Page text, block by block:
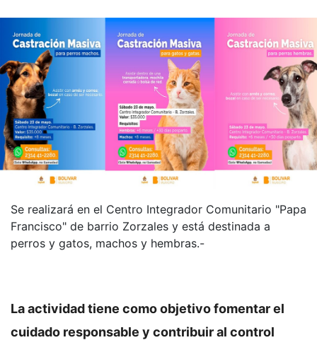
Se realizará en el Centro Integrador Comunitario "Papa
Francisco" de barrio Zorzales y está destinada a
perros y gatos, machos y hembras.-
La actividad tiene como objetivo fomentar el
cuidado responsable y contribuir al control